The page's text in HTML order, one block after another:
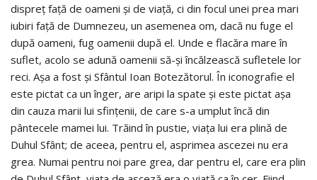
dispreț față de oameni și de viață, ci din focul unei prea mari
iubiri față de Dumnezeu, un asemenea om, dacă nu fuge el
după oameni, fug oamenii după el. Unde e flacăra mare în
suflet, acolo se adună oamenii să-și încălzească sufletele lor
reci. Așa a fost și Sfântul Ioan Botezătorul. În iconografie el
este pictat ca un înger, are aripi la spate și este pictat așa
din cauza marii lui sfințenii, de care s-a umplut încă din
pântecele mamei lui. Trăind în pustie, viața lui era plină de
Duhul Sfânt; de aceea, pentru el, asprimea ascezei nu era
grea. Numai pentru noi pare grea, dar pentru el, care era plin